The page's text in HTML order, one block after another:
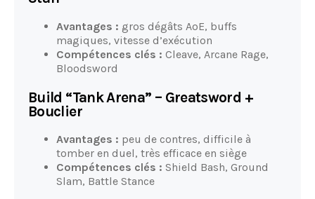
Avantages : gros dégâts AoE, buffs
magiques, vitesse d’exécution
Compétences clés : Cleave, Arcane Rage,
Bloodsword
Build “Tank Arena” – Greatsword +
Bouclier
Avantages : peu de contres, difficile à
tomber en duel, très efficace en siège
Compétences clés : Shield Bash, Ground
Slam, Battle Stance